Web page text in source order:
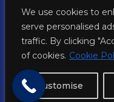
We use cookies to
serve personalised
traffic. By clicking
of cookies. Cookie
Customise
©2023. Camber Marine.